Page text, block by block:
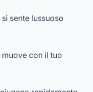
si sente lussuoso
muove con il tuo